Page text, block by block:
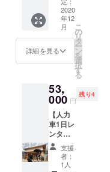
たらい
つでも
止めて
大丈夫
です ＊
賄い付
き&お店
み放題
です ＊
売上の
40%を
体験日
当日に
お礼と
してお
渡し致
す。
（＋
キッチ
ンカー
事業が
ング動
画を
メール
にてお
送り致
しま
す。）
キッチ
ンカー
を呼べ
る権 忘
新年会
にもお
使い頂
す。ア
ツアツ
ピザで
盛り上
がる事
間違い
なし！
ご要望
にお応
2020
年12
月
詳細を見る
こ
の
リ
タ
ー
ン
を
選
択
す
る
53,
000 円
残り4
【人力
車1日レ
ンタル
コー
ス】絵
になる
支援
者：
1人